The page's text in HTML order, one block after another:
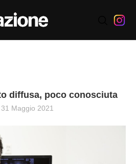
diffusa, poco conosciuta
31 Maggio 2021